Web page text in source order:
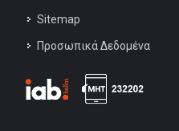
Sitemap
Προσωπικά Δεδομένα